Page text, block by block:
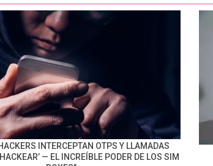
INTERCEPTAN OTPS Y LLAMADAS
— EL INCREÍBLE PODER DE LOS SIM